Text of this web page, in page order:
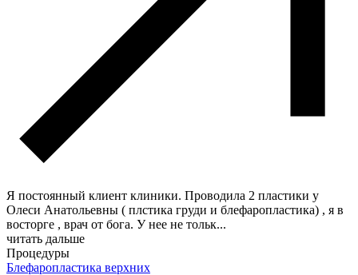
Я постоянный клиент клиники. Проводила 2 пластики у
Олеси Анатольевны ( плстика груди и блефаропластика) , я в
восторге , врач от бога. У нее не тольк...
читать дальше
Процедуры
Блефаропластика верхних